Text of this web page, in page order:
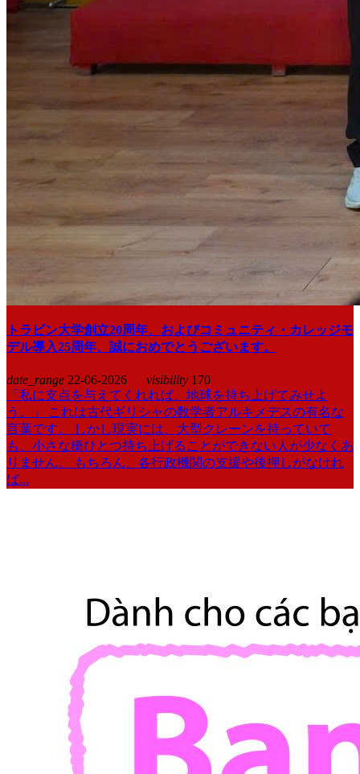
トラビン大学創立20周年、およびコミュニティ・カレッジモ
デル導入25周年、誠におめでとうございます。
date_range 22-06-2026 visibility 170
「私に支点を与えてくれれば、地球を持ち上げてみせよ
う。」 これは古代ギリシャの数学者アルキメデスの有名な
言葉です。 しかし現実には、大型クレーンを持っていて
も、小さな橋ひとつ持ち上げることができない人が少なくあ
りません。 もちろん、各行政機関の支援や後押しがなけれ
ば...